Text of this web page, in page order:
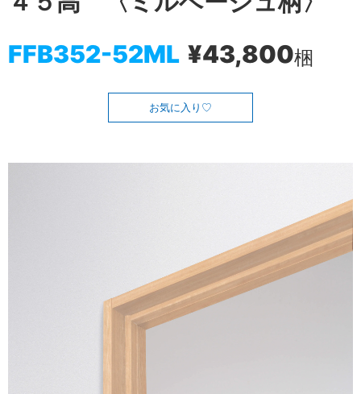
FFB352-52ML ¥43,800梱
お気に入り